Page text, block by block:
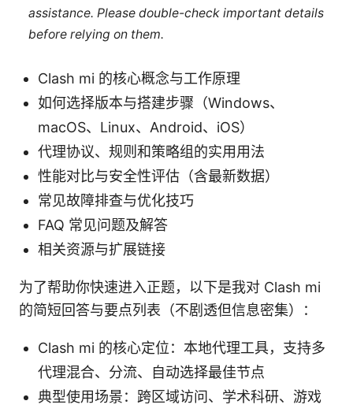
assistance. Please double-check important details
before relying on them.
Clash mi 的核心概念与工作原理
如何选择版本与搭建步骤（Windows、
macOS、Linux、Android、iOS）
代理协议、规则和策略组的实用用法
性能对比与安全性评估（含最新数据）
常见故障排查与优化技巧
FAQ 常见问题及解答
相关资源与扩展链接
为了帮助你快速进入正题，以下是我对 Clash mi
的简短回答与要点列表（不剧透但信息密集）：
Clash mi 的核心定位：本地代理工具，支持多
代理混合、分流、自动选择最佳节点
典型使用场景：跨区域访问、学术科研、游戏